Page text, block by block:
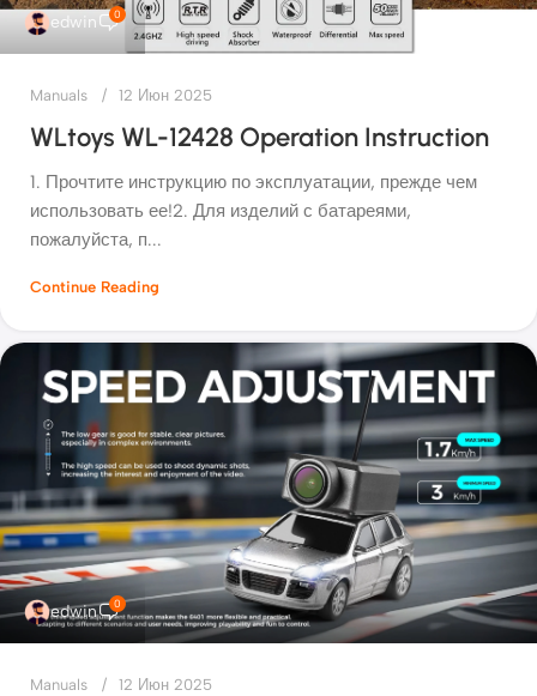
edwin 0
Manuals 12 Июн 2025
WLtoys WL-12428 Operation Instruction
1. Прочтите инструкцию по эксплуатации, прежде чем
использовать ее!2. Для изделий с батареями,
пожалуйста, п...
Continue Reading
edwin 0
Manuals 12 Июн 2025